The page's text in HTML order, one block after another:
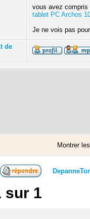
vous avez compris
tablet PC Archos
Je ne vois pas
de
Montrer
sur 1